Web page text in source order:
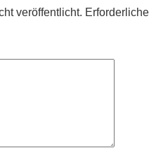
veröffentlicht. Erforderliche